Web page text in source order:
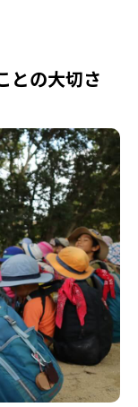
との大切さ